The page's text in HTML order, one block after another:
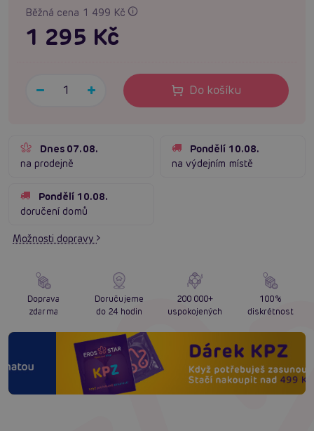
Běžná cena 1 499 Kč
1 295 Kč
Do košíku
Dnes 07.08.
na prodejně
Pondělí 10.08.
na výdejním místě
Pondělí 10.08.
doručení domů
Možnosti dopravy
Doprava
zdarma
Doručujeme
do 24 hodin
200 000+
uspokojených
100%
diskrétnost